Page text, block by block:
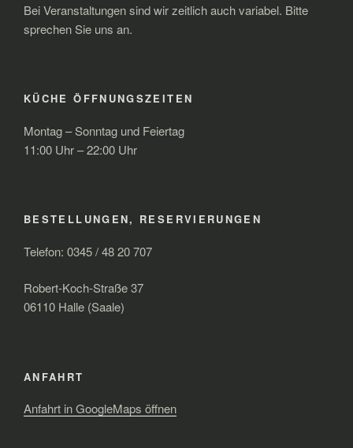
Bei Veranstaltungen sind wir zeitlich auch variabel. Bitte
sprechen Sie uns an.
KÜCHE ÖFFNUNGSZEITEN
Montag – Sonntag und Feiertag
11:00 Uhr – 22:00 Uhr
BESTELLUNGEN, RESERVIERUNGEN
Telefon: 0345 / 48 20 707
Robert-Koch-Straße 37
06110 Halle (Saale)
ANFAHRT
Anfahrt in GoogleMaps öffnen